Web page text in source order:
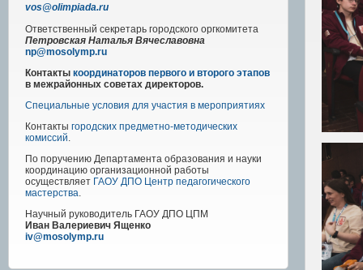
vos@olimpiada.ru
Ответственный секретарь городского оргкомитета
Петровская Наталья Вячеславовна
np@mosolymp.ru
Контакты координаторов первого и второго этапов
в межрайонных советах директоров.
Специальные условия для участия в мероприятиях
Контакты городских предметно-методических
комиссий.
По поручению Департамента образования и науки
координацию организационной работы
осуществляет ГАОУ ДПО Центр педагогического
мастерства.
Научный руководитель ГАОУ ДПО ЦПМ
Иван Валериевич Ященко
iv@mosolymp.ru